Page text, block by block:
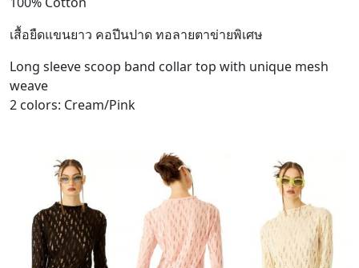
เสื้อยืดแขนยาว คอปีนปาด ทอลายตาข่ายพิเศษ
Long sleeve scoop band collar top with unique mesh
weave
2 colors: Cream/Pink